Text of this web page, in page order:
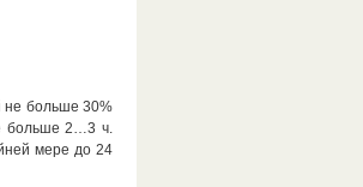
не больше 30%
больше 2…3 ч.
мере до 24